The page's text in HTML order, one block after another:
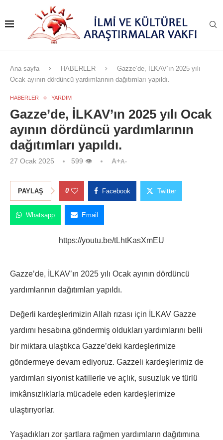
Ana sayfa HABERLER
Gazze’de, İLKAV’ın 2025 yılı
Ocak ayının dördüncü yardımlarının dağıtımları yapıldı.
HABERLER YARDIM
Gazze’de, İLKAV’ın 2025 yılı Ocak
ayının dördüncü yardımlarının
dağıtımları yapıldı.
27 Ocak 2025 599 👁 A+A-
PAYLAŞ 0 Facebook Twitter
Whatsapp Email
https://youtu.be/tLhtKasXmEU
Gazze’de, İLKAV’ın 2025 yılı Ocak ayının dördüncü
yardımlarının dağıtımları yapıldı.
Değerli kardeşlerimizin Allah rızası için İLKAV Gazze
yardımı hesabına göndermiş oldukları yardımlarını belli
bir miktara ulaştıkca Gazze’deki kardeşlerimize
göndermeye devam ediyoruz. Gazzeli kardeşlerimiz de
yardımları siyonist katillerle ve açlık, susuzluk ve türlü
imkânsızlıklarla mücadele eden kardeşlerimize
ulaştırıyorlar.
Yaşadıkları zor şartlara rağmen yardımların dağıtımına